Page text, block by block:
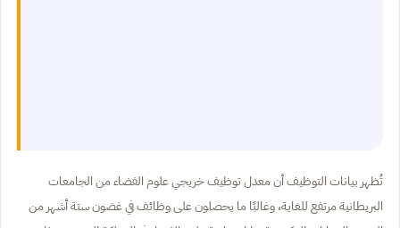
تُظهر بيانات التوظيف أن معدل توظيف خريجي علوم الفضاء من الجامعات
البريطانية مرتفع للغاية، وغالبًا ما يحصلون على وظائف في غضون ستة أشهر من